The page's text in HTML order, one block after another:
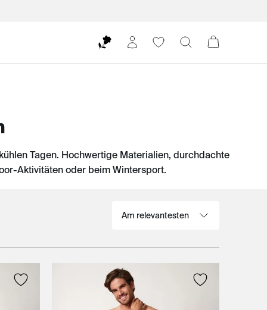
Tagen. Hochwertige Materialien, durchdachte
Aktivitäten oder beim Wintersport.